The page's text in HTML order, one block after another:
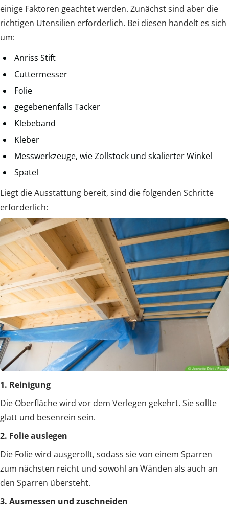
einige Faktoren geachtet werden. Zunächst sind aber die
richtigen Utensilien erforderlich. Bei diesen handelt es sich
um:
Anriss Stift
Cuttermesser
Folie
gegebenenfalls Tacker
Klebeband
Kleber
Messwerkzeuge, wie Zollstock und skalierter Winkel
Spatel
Liegt die Ausstattung bereit, sind die folgenden Schritte
erforderlich:
1. Reinigung
Die Oberfläche wird vor dem Verlegen gekehrt. Sie sollte
glatt und besenrein sein.
2. Folie auslegen
Die Folie wird ausgerollt, sodass sie von einem Sparren
zum nächsten reicht und sowohl an Wänden als auch an
den Sparren übersteht.
3. Ausmessen und zuschneiden